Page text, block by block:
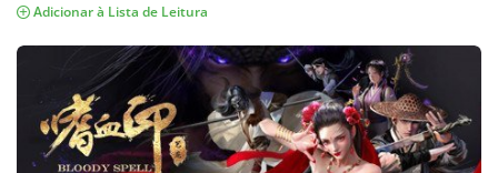
Adicionar à Lista de Leitura